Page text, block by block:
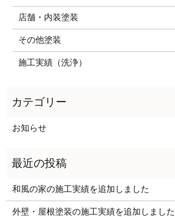
店舗・内装塗装
その他塗装
施工実績（洗浄）
お知らせ
和風の家の施工実績を追加しました
外壁・屋根塗装の施工実績を追加しました